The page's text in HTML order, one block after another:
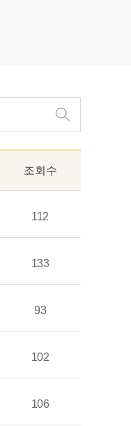
조회수
112
133
93
102
106